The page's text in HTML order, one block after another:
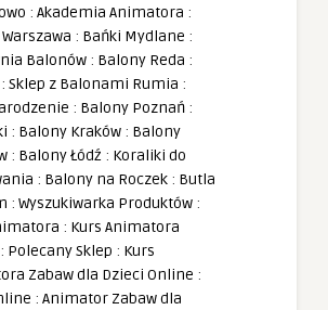
: Akademia Animatora :
: Bańki Mydlane :
Balonów : Balony Reda :
: Sklep z Balonami Rumia :
: Balony Poznań :
: Balony Kraków : Balony
: Balony Łódź : Koraliki do
: Balony na Roczek : Butla
: Wyszukiwarka Produktów :
: Kurs Animatora
: Polecany Sklep : Kurs
Zabaw dla Dzieci Online :
: Animator Zabaw dla